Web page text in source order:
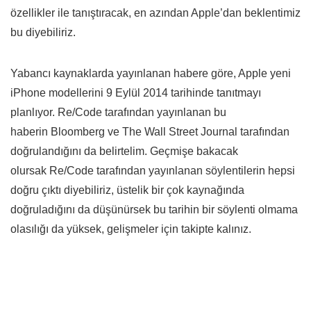
özellikler ile tanıştıracak, en azından Apple’dan beklentimiz
bu diyebiliriz.
Yabancı kaynaklarda yayınlanan habere göre, Apple yeni
iPhone modellerini 9 Eylül 2014 tarihinde tanıtmayı
planlıyor. Re/Code tarafından yayınlanan bu
haberin Bloomberg ve The Wall Street Journal tarafından
doğrulandığını da belirtelim. Geçmişe bakacak
olursak Re/Code tarafından yayınlanan söylentilerin hepsi
doğru çıktı diyebiliriz, üstelik bir çok kaynağında
doğruladığını da düşünürsek bu tarihin bir söylenti olmama
olasılığı da yüksek, gelişmeler için takipte kalınız.